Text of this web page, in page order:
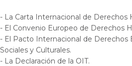
- La Carta Internacional de Derechos
- El Convenio Europeo de Derechos
- El Pacto Internacional de Derechos
Sociales y Culturales.
- La Declaración de la OIT.